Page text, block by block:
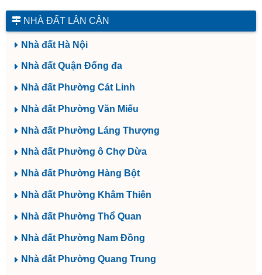
NHÀ ĐẤT LÂN CẬN
Nhà đất Hà Nội
Nhà đất Quận Đống đa
Nhà đất Phường Cát Linh
Nhà đất Phường Văn Miếu
Nhà đất Phường Láng Thượng
Nhà đất Phường ô Chợ Dừa
Nhà đất Phường Hàng Bột
Nhà đất Phường Khâm Thiên
Nhà đất Phường Thổ Quan
Nhà đất Phường Nam Đồng
Nhà đất Phường Quang Trung